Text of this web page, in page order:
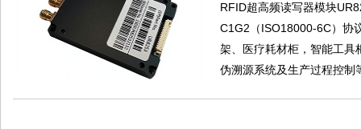
RFID超高频读写器模块
C1G2（ISO18000-6C）协
架、医疗耗材柜，智能工具
伪溯源系统及生产过程控制